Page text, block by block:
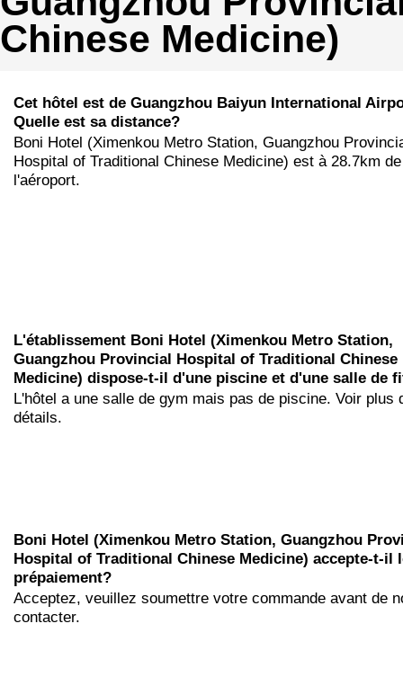
Chinese Medicine)
Cet hôtel est de Guangzhou Baiyun International
Quelle est sa distance?
Boni Hotel (Ximenkou Metro Station, Guangzhou
Hospital of Traditional Chinese Medicine) est à 28.7km de
l'aéroport.
L'établissement Boni Hotel (Ximenkou Metro Station,
Guangzhou Provincial Hospital of Traditional Chinese
Medicine) dispose-t-il d'une piscine et d'une salle de
L'hôtel a une salle de gym mais pas de piscine. Voir plus
détails.
Boni Hotel (Ximenkou Metro Station, Guangzhou
Hospital of Traditional Chinese Medicine) accepte-t-il
prépaiement?
Acceptez, veuillez soumettre votre commande avant de
contacter.